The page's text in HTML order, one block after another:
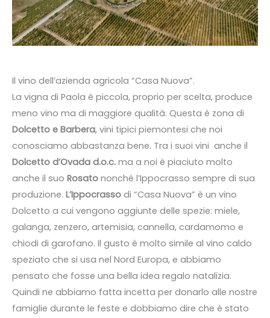
Il vino dell’azienda agricola “Casa Nuova”.
La vigna di Paola è piccola, proprio per scelta, produce
meno vino ma di maggiore qualità. Questa è zona di
Dolcetto e Barbera, vini tipici piemontesi che noi
conosciamo abbastanza bene. Tra i suoi vini anche il
Dolcetto d’Ovada d.o.c. ma a noi è piaciuto molto
anche il suo Rosato nonché l’Ippocrasso sempre di sua
produzione. L’Ippocrasso di “Casa Nuova” è un vino
Dolcetto a cui vengono aggiunte delle spezie: miele,
galanga, zenzero, artemisia, cannella, cardamomo e
chiodi di garofano. Il gusto è molto simile al vino caldo
speziato che si usa nel Nord Europa, e abbiamo
pensato che fosse una bella idea regalo natalizia.
Quindi ne abbiamo fatta incetta per donarlo alle nostre
famiglie durante le feste e dobbiamo dire che è stato